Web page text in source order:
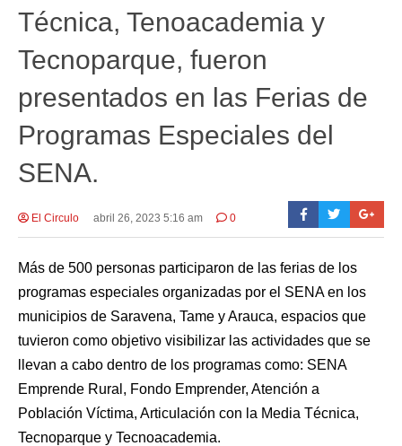
Técnica, Tenoacademia y
Tecnoparque, fueron
presentados en las Ferias de
Programas Especiales del
SENA.
El Circulo abril 26, 2023 5:16 am 0
Más de 500 personas participaron de las ferias de los
programas especiales organizadas por el SENA en los
municipios de Saravena, Tame y Arauca, espacios que
tuvieron como objetivo visibilizar las actividades que se
llevan a cabo dentro de los programas como: SENA
Emprende Rural, Fondo Emprender, Atención a
Población Víctima, Articulación con la Media Técnica,
Tecnoparque y Tecnoacademia.